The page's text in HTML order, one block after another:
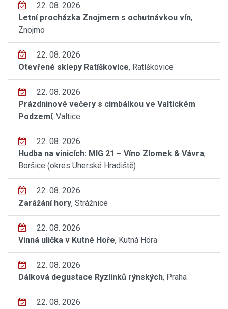
22. 08. 2026
Letní procházka Znojmem s ochutnávkou vín,
Znojmo
22. 08. 2026
Otevřené sklepy Ratíškovice, Ratíškovice
22. 08. 2026
Prázdninové večery s cimbálkou ve Valtickém
Podzemí, Valtice
22. 08. 2026
Hudba na vinicích: MIG 21 – Víno Zlomek & Vávra,
Boršice (okres Uherské Hradiště)
22. 08. 2026
Zarážání hory, Strážnice
22. 08. 2026
Vinná ulička v Kutné Hoře, Kutná Hora
22. 08. 2026
Dálková degustace Ryzlinků rýnských, Praha
22. 08. 2026